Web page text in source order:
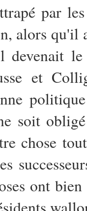
par
alors qu'il
devenait
et
soit
chose
ont